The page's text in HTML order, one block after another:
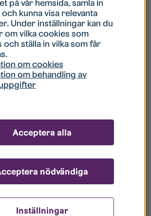
om mitt konto är låst?
när jag glömt mitt lösenord?
Gästkonto/Gästanvändare?
på vår hemsida, samla in
kunna visa relevanta
Under inställningar kan du
om vilka cookies som
och ställa in vilka som får
om cookies
om behandling av
Inställningar
nödvändiga
Acceptera alla